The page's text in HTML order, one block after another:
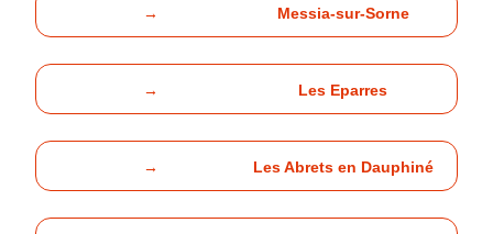
→ Messia-sur-Sorne
→ Les Eparres
→ Les Abrets en Dauphiné